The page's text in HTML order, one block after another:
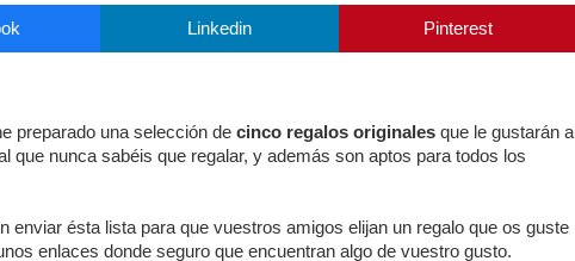
Linkedin Pinterest
preparado una selección de cinco regalos originales que le gustarán a
que nunca sabéis que regalar, y además son aptos para todos los
enviar ésta lista para que vuestros amigos elijan un regalo que os guste
enlaces donde seguro que encuentran algo de vuestro gusto.